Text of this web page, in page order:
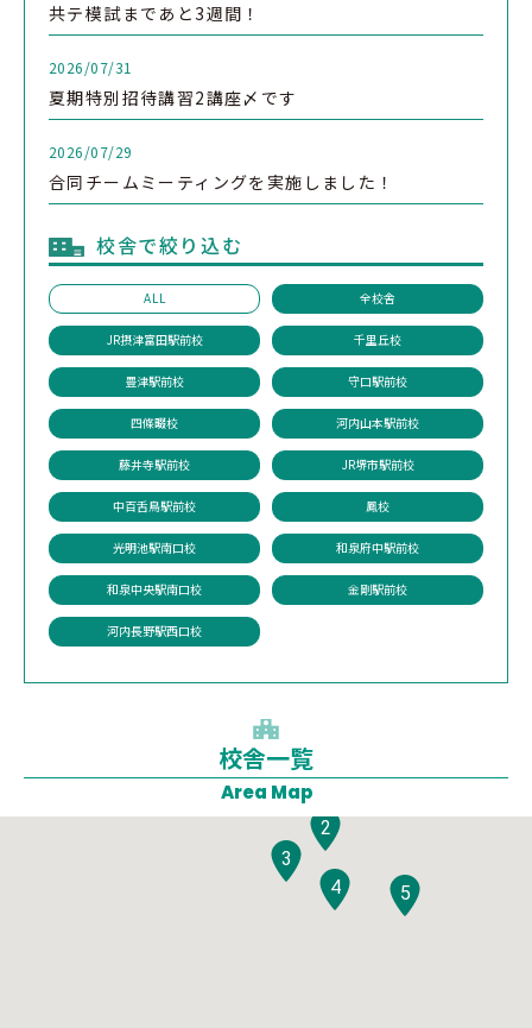
共テ模試まであと3週間！
2026/07/31
夏期特別招待講習2講座〆です
2026/07/29
合同チームミーティングを実施しました！
校舎で絞り込む
ALL 全校舎
JR摂津富田駅前校 千里丘校
豊津駅前校 守口駅前校
四條畷校 河内山本駅前校
藤井寺駅前校 JR堺市駅前校
中百舌鳥駅前校 鳳校
光明池駅南口校 和泉府中駅前校
和泉中央駅南口校 金剛駅前校
河内長野駅西口校
校舎一覧
Area Map
1
2
3
4
5